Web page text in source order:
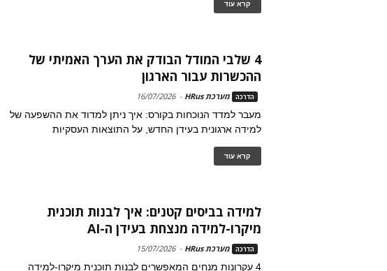
קרא עוד
4 שלבי המודל הבודק את הערך האמיתי של
ההכשרות עבור הארגון
הדרכה מערכת HRus -
16/07/2026
מעבר למדד הנוכחות בקורס: איך ניתן למדוד את ההשפעה של
למידה ארגונית בעידן החדש, על התוצאות העסקיות
קרא עוד
למידה בביסים קטנים: איך לבנות תוכנית
מיקרו-למידה מנצחת בעידן ה-AI
הדרכה מערכת HRus -
15/07/2026
4 עקרונות מנחים המאפשרים לבנות תוכנית מיקרו-למידה